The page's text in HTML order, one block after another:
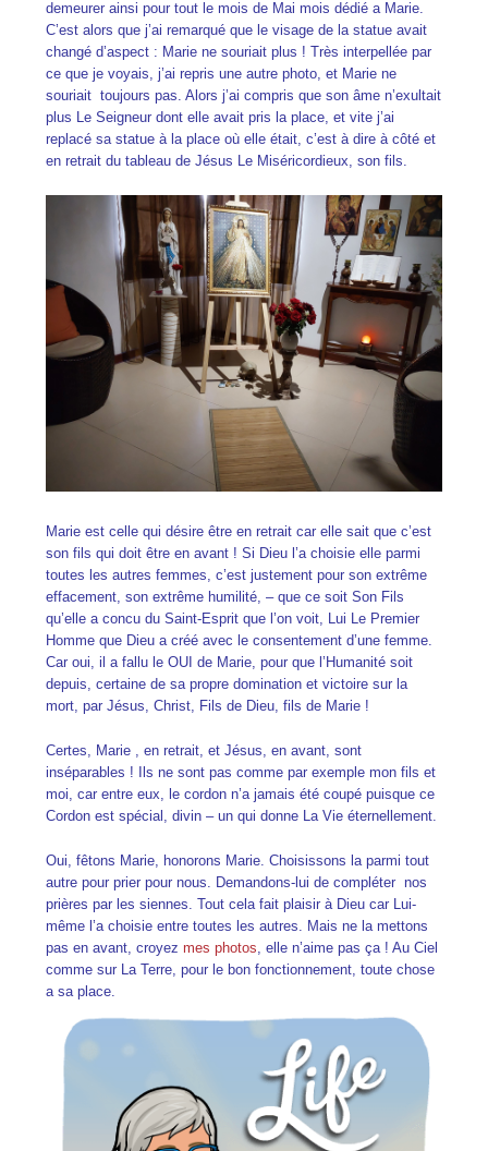
demeurer ainsi pour tout le mois de Mai mois dédié a Marie.
C’est alors que j’ai remarqué que le visage de la statue avait
changé d’aspect : Marie ne souriait plus ! Très interpellée par
ce que je voyais, j’ai repris une autre photo, et Marie ne
souriait toujours pas. Alors j’ai compris que son âme n’exultait
plus Le Seigneur dont elle avait pris la place, et vite j’ai
replacé sa statue à la place où elle était, c’est à dire à côté et
en retrait du tableau de Jésus Le Miséricordieux, son fils.
Marie est celle qui désire être en retrait car elle sait que c’est
son fils qui doit être en avant ! Si Dieu l’a choisie elle parmi
toutes les autres femmes, c’est justement pour son extrême
effacement, son extrême humilité, – que ce soit Son Fils
qu’elle a concu du Saint-Esprit que l’on voit, Lui Le Premier
Homme que Dieu a créé avec le consentement d’une femme.
Car oui, il a fallu le OUI de Marie, pour que l’Humanité soit
depuis, certaine de sa propre domination et victoire sur la
mort, par Jésus, Christ, Fils de Dieu, fils de Marie !
Certes, Marie , en retrait, et Jésus, en avant, sont
inséparables ! Ils ne sont pas comme par exemple mon fils et
moi, car entre eux, le cordon n’a jamais été coupé puisque ce
Cordon est spécial, divin – un qui donne La Vie éternellement.
Oui, fêtons Marie, honorons Marie. Choisissons la parmi tout
autre pour prier pour nous. Demandons-lui de compléter nos
prières par les siennes. Tout cela fait plaisir à Dieu car Lui-
même l’a choisie entre toutes les autres. Mais ne la mettons
pas en avant, croyezmes photos, elle n’aime pas ça ! Au Ciel
comme sur La Terre, pour le bon fonctionnement, toute chose
a sa place.